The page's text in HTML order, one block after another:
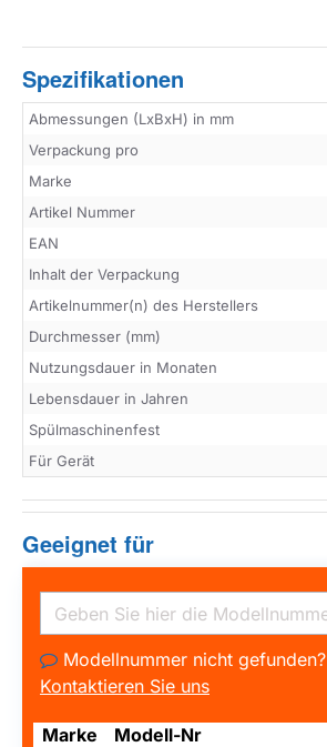
Spezifikationen
Abmessungen (LxBxH) in mm
Verpackung pro
Marke
Artikel Nummer
EAN
Inhalt der Verpackung
Artikelnummer(n) des Herstellers
Durchmesser (mm)
Nutzungsdauer in Monaten
Lebensdauer in Jahren
Spülmaschinenfest
Für Gerät
Geeignet für
Modellnummer nicht gefunden?
Kontaktieren Sie uns
Marke Modell-Nr